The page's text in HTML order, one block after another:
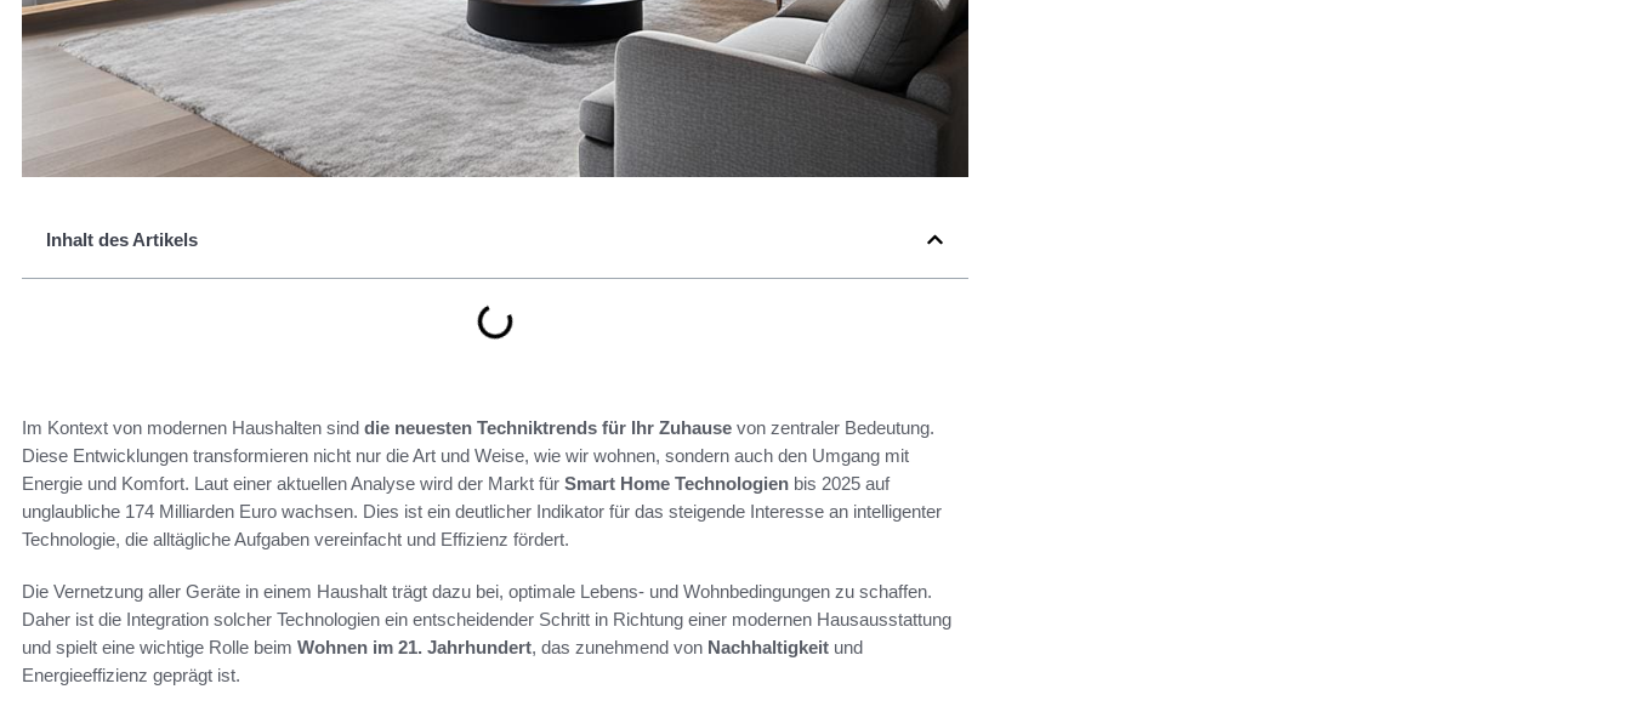
Inhalt des Artikels
Im Kontext von modernen Haushalten sind die neuesten Techniktrends für Ihr Zuhause von zentraler Bedeutung.
Diese Entwicklungen transformieren nicht nur die Art und Weise, wie wir wohnen, sondern auch den Umgang mit
Energie und Komfort. Laut einer aktuellen Analyse wird der Markt für Smart Home Technologien bis 2025 auf
unglaubliche 174 Milliarden Euro wachsen. Dies ist ein deutlicher Indikator für das steigende Interesse an intelligenter
Technologie, die alltägliche Aufgaben vereinfacht und Effizienz fördert.
Die Vernetzung aller Geräte in einem Haushalt trägt dazu bei, optimale Lebens- und Wohnbedingungen zu schaffen.
Daher ist die Integration solcher Technologien ein entscheidender Schritt in Richtung einer modernen Hausausstattung
und spielt eine wichtige Rolle beim Wohnen im 21. Jahrhundert, das zunehmend von Nachhaltigkeit und
Energieeffizienz geprägt ist.